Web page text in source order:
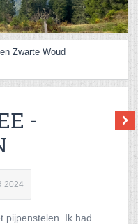
Zwarte Woud
-
2024
pijpenstelen. Ik had